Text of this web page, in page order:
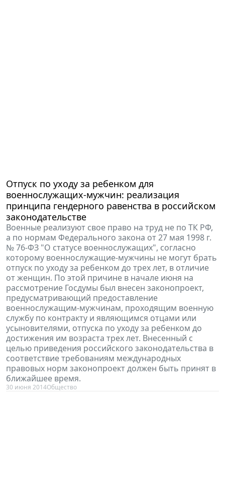
Отпуск по уходу за ребенком для
военнослужащих-мужчин: реализация
принципа гендерного равенства в российском
законодательстве
Военные реализуют свое право на труд не по ТК РФ,
а по нормам Федерального закона от 27 мая 1998 г.
№ 76-ФЗ "О статусе военнослужащих", согласно
которому военнослужащие-мужчины не могут брать
отпуск по уходу за ребенком до трех лет, в отличие
от женщин. По этой причине в начале июня на
рассмотрение Госдумы был внесен законопроект,
предусматривающий предоставление
военнослужащим-мужчинам, проходящим военную
службу по контракту и являющимся отцами или
усыновителями, отпуска по уходу за ребенком до
достижения им возраста трех лет. Внесенный с
целью приведения российского законодательства в
соответствие требованиям международных
правовых норм законопроект должен быть принят в
ближайшее время.
30 июня 2014Общество